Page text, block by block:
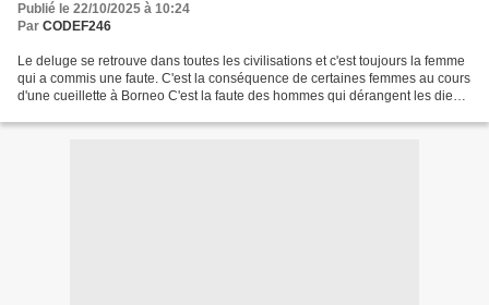
Publié le 22/10/2025 à 10:24
Par CODEF246
Le deluge se retrouve dans toutes les civilisations et c'est toujours la femme
qui a commis une faute. C'est la conséquence de certaines femmes au cours
d'une cueillette à Borneo C'est la faute des hommes qui dérangent les dieux,